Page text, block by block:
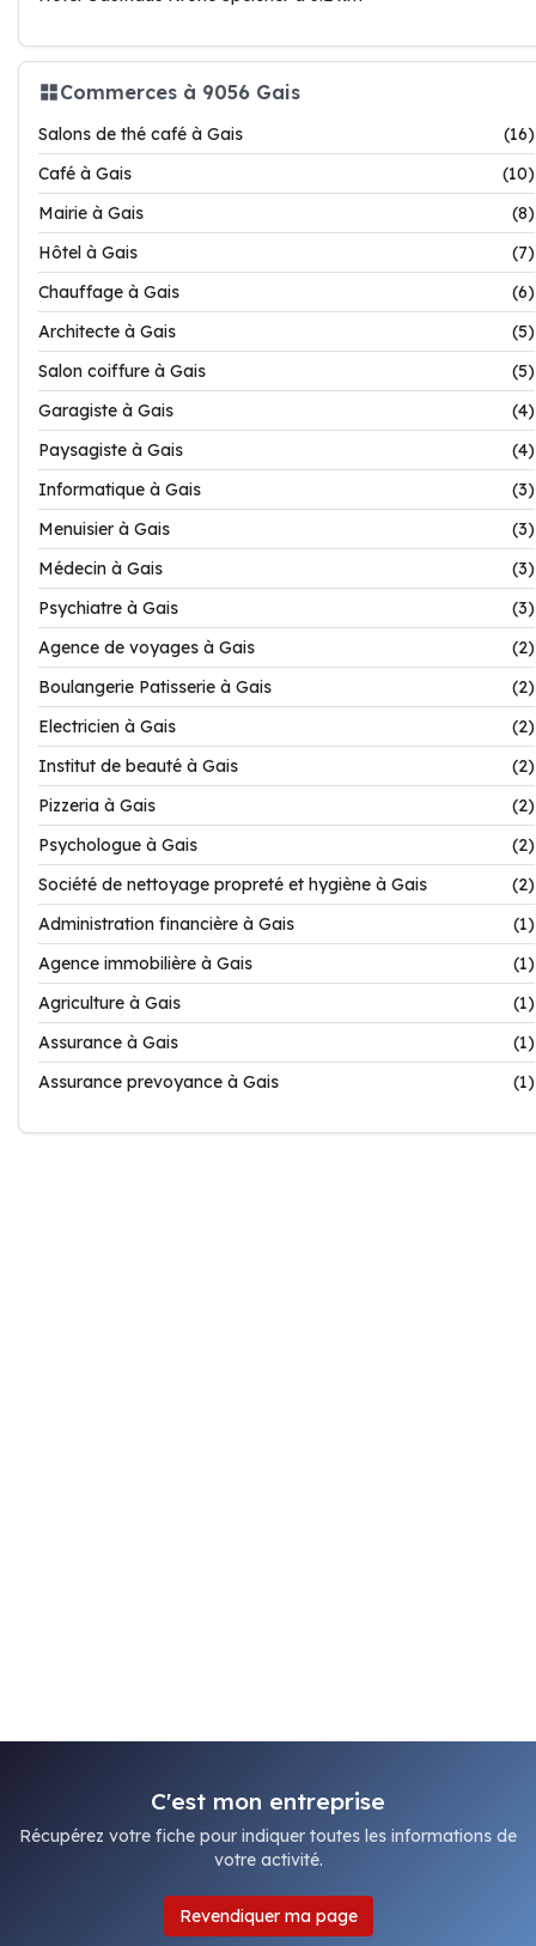
Commerces à 9056 Gais
Salons de thé café à Gais
(16)
Café à Gais
(10)
Mairie à Gais
(8)
Hôtel à Gais
(7)
Chauffage à Gais
(6)
Architecte à Gais
(5)
Salon coiffure à Gais
(5)
Garagiste à Gais
(4)
Paysagiste à Gais
(4)
Informatique à Gais
(3)
Menuisier à Gais
(3)
Médecin à Gais
(3)
Psychiatre à Gais
(3)
Agence de voyages à Gais
(2)
Boulangerie Patisserie à Gais
(2)
Electricien à Gais
(2)
Institut de beauté à Gais
(2)
Pizzeria à Gais
(2)
Psychologue à Gais
(2)
Société de nettoyage propreté et hygiène à Gais
(2)
Administration financière à Gais
(1)
Agence immobilière à Gais
(1)
Agriculture à Gais
(1)
Assurance à Gais
(1)
Assurance prevoyance à Gais
(1)
C'est mon entreprise
Récupérez votre fiche pour indiquer toutes les informations de
votre activité.
Revendiquer ma page